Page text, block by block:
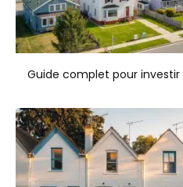
Guide complet pour investir